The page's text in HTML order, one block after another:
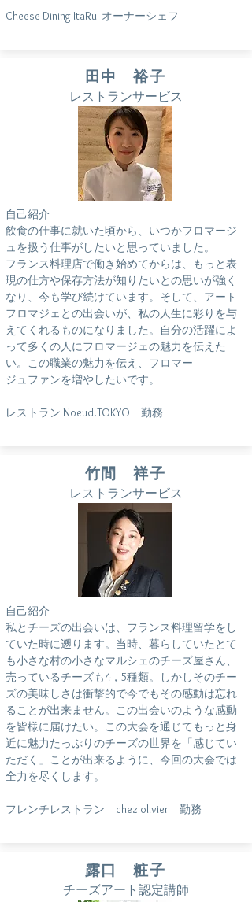
Cheese Dining ItaRu オーナーシェフ
田中 裕子
レストランサービス
自己紹介
飲食の仕事に就いた頃から、いつかフロマージ
ュを扱う仕事がしたいと思っていました。
フランス料理店で働き始めてからは、もっと表
現の仕方や保存方法が知りたいとの思いが強く
なり、今も学び続けています。そして、アート
フロマジェとの出会いが、私の人生に彩りを与
えてくれるものになりました。自分の活躍によ
って多くの人にフロマージェの魅力を伝えた
い。この職業の魅力を伝え、フロマー
ジュファンを増やしたいです。
レストラン Noeud.TOKYO 勤務
​竹間 祥子
レストランサービス
自己紹介
私とチーズの出会いは、フランス料理留学をし
ていた時に遡ります。当時、暮らしていたとて
も小さな村の小さなマルシェのチーズ屋さん、
売っているチーズも4，5種類。しかしそのチー
ズの美味しさは衝撃的で今でもその感動は忘れ
ることが出来ません。この出会いのような感動
を皆様に届けたい。この大会を通じてもっと身
近に魅力たっぷりのチーズの世界を「感じてい
ただく」ことが出来るように、今回の大会では
全力を尽くします。
フレンチレストラン chez olivier 勤務
露口 粧子
チーズアート認定講師